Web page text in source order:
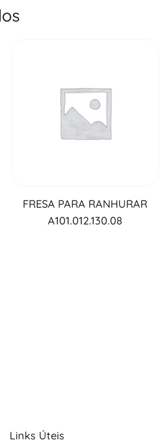
FRESA PARA RANHURAR
A101.012.130.08
Links Úteis